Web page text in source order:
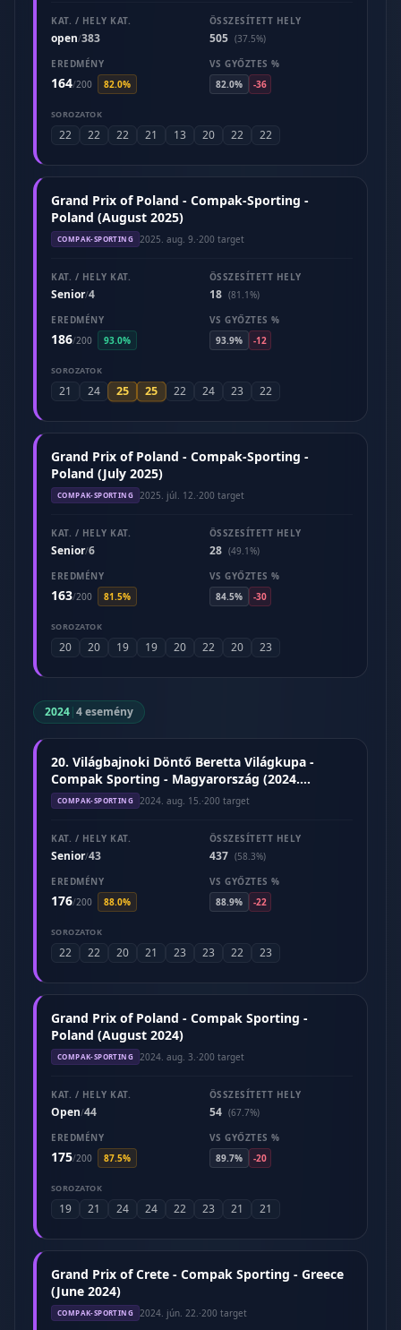
KAT. / HELY KAT.
open/383
ÖSSZESÍTETT HELY
505 (37.5%)
EREDMÉNY
164/200 82.0%
VS GYŐZTES %
82.0%
-36
SOROZATOK
22 22 22 21 13 20 22 22
Grand Prix of Poland - Compak-Sporting -
Poland (August 2025)
COMPAK-SPORTING 2025. aug. 9. ·200 target
KAT. / HELY KAT.
Senior/4
ÖSSZESÍTETT HELY
18 (81.1%)
EREDMÉNY
186/200 93.0%
VS GYŐZTES %
93.9%
-12
SOROZATOK
21 24 25 25 22 24 23 22
Grand Prix of Poland - Compak-Sporting -
Poland (July 2025)
COMPAK-SPORTING 2025. júl. 12. ·200 target
KAT. / HELY KAT.
Senior/6
ÖSSZESÍTETT HELY
28 (49.1%)
EREDMÉNY
163/200 81.5%
VS GYŐZTES %
84.5%
-30
SOROZATOK
20 20 19 19 20 22 20 23
2024|4 esemény
20. Világbajnoki Döntő Beretta Világkupa -
Compak Sporting - Magyarország (2024.
augusztus)
COMPAK-SPORTING 2024. aug. 15. ·200 target
KAT. / HELY KAT.
Senior/43
ÖSSZESÍTETT HELY
437 (58.3%)
EREDMÉNY
176/200 88.0%
VS GYŐZTES %
88.9%
-22
SOROZATOK
22 22 20 21 23 23 22 23
Grand Prix of Poland - Compak Sporting -
Poland (August 2024)
COMPAK-SPORTING 2024. aug. 3. ·200 target
KAT. / HELY KAT.
Open/44
ÖSSZESÍTETT HELY
54 (67.7%)
EREDMÉNY
175/200 87.5%
VS GYŐZTES %
89.7%
-20
SOROZATOK
19 21 24 24 22 23 21 21
Grand Prix of Crete - Compak Sporting - Greece
(June 2024)
COMPAK-SPORTING 2024. jún. 22. ·200 target